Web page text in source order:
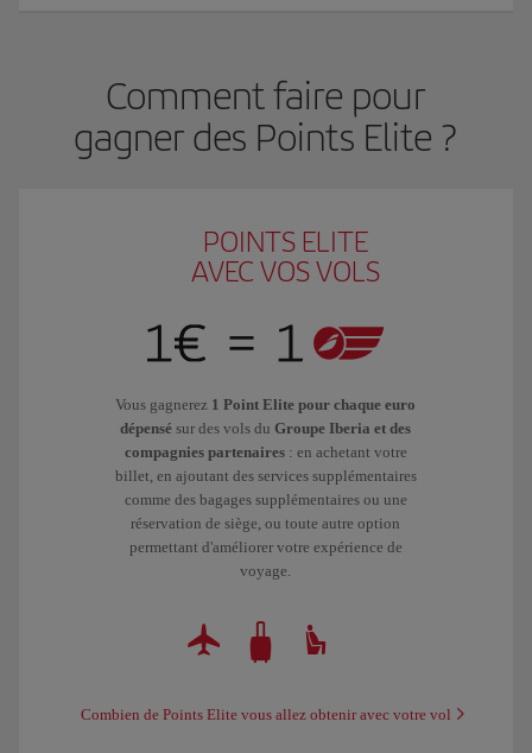
Comment faire pour
gagner des Points Elite ?
POINTS ELITE
AVEC VOS VOLS
Vous gagnerez 1 Point Elite pour chaque euro
dépensé sur des vols duGroupe Iberia et des
compagnies partenaires: en achetant votre
billet, en ajoutant des services supplémentaires
comme des bagages supplémentaires ou une
réservation de siège, ou toute autre option
permettant d'améliorer votre expérience de
voyage.
Combien de Points Elite vous allez obtenir avec votre vol